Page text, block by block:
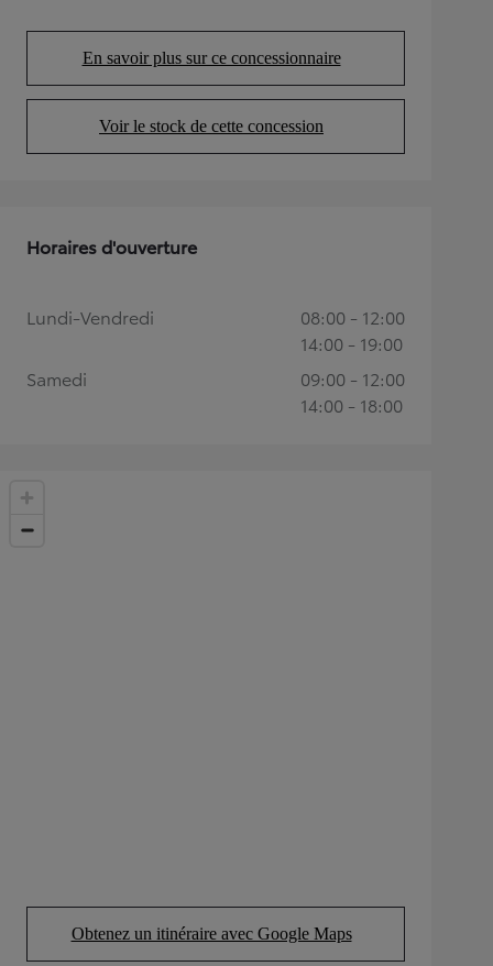
En savoir plus sur ce concessionnaire
(Opens in new tab)
Voir le stock de cette concession
(Opens in new tab)
Obtenez un itinéraire avec Google Maps
(Opens in new tab)
Horaires d'ouverture
Lundi-Vendredi
08:00 - 12:00
14:00 - 19:00
Samedi
09:00 - 12:00
14:00 - 18:00